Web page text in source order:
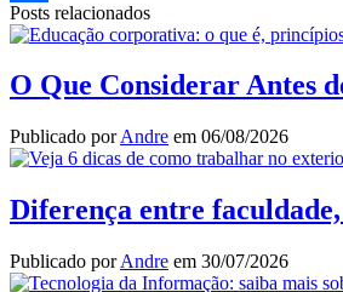
Share
Posts relacionados
O Que Considerar Antes
Publicado porAndre em 06/08/2026
Diferença entre
Publicado porAndre em 30/07/2026